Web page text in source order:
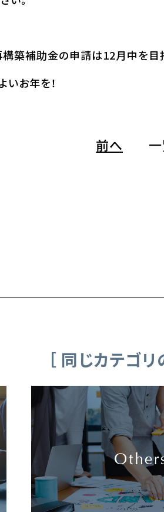
築補助金の申請は12月中を目指
いお年を！
前へ
［ 同じカテゴリ